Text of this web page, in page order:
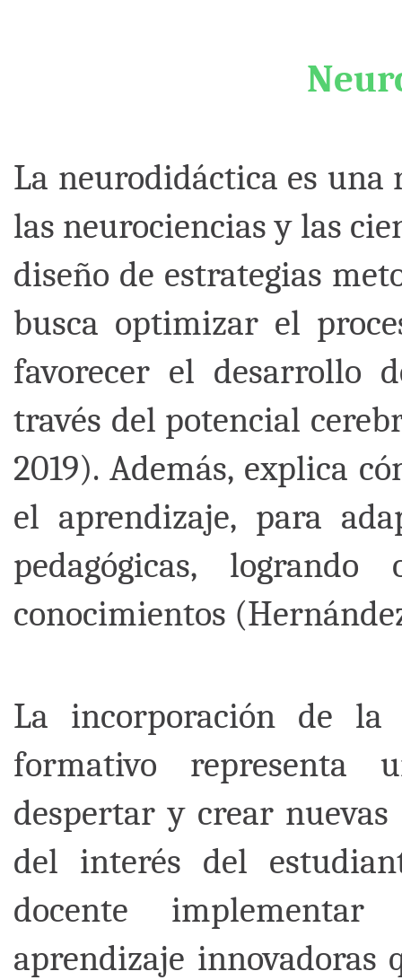
La neurodidáctica es una
las neurociencias y las
diseño de estrategias
busca optimizar el
favorecer el desarrollo
través del potencial
2019). Además, explica
el aprendizaje, para
pedagógicas,
conocimientos
La incorporación de la
formativo representa
despertar y crear
del interés del
docente
aprendizaje